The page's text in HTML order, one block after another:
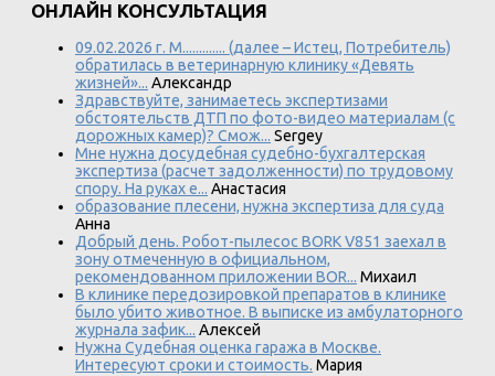
ОНЛАЙН КОНСУЛЬТАЦИЯ
09.02.2026 г. М............. (далее – Истец, Потребитель)
обратилась в ветеринарную клинику «Девять
жизней»... Александр
Здравствуйте, занимаетесь экспертизами
обстоятельств ДТП по фото-видео материалам (с
дорожных камер)? Смож... Sergey
Мне нужна досудебная судебно-бухгалтерская
экспертиза (расчет задолженности) по трудовому
спору. На руках е... Анастасия
образование плесени, нужна экспертиза для суда
Анна
Добрый день. Робот-пылесос BORK V851 заехал в
зону отмеченную в официальном,
рекомендованном приложении BOR... Михаил
В клинике передозировкой препаратов в клинике
было убито животное. В выписке из амбулаторного
журнала зафик... Алексей
Нужна Судебная оценка гаража в Москве.
Интересуют сроки и стоимость. Мария